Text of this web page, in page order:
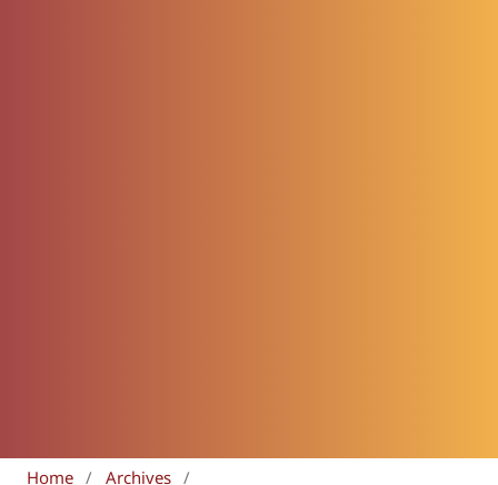
Home / Archives /